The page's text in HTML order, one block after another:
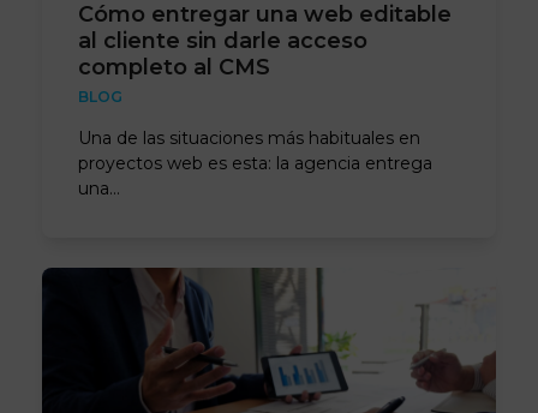
Cómo entregar una web editable
al cliente sin darle acceso
completo al CMS
BLOG
Una de las situaciones más habituales en
proyectos web es esta: la agencia entrega
una…